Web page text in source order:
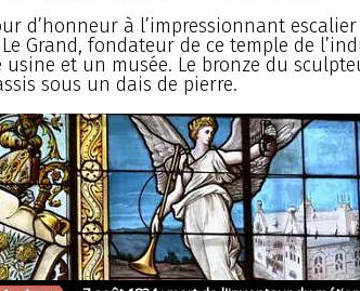
d’honneur à l’impressionnant
Grand, fondateur de ce temple de
et un musée. Le bronze du
sous un dais de pierre.